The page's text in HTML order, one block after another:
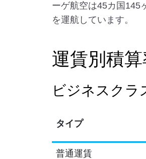
ーゲ航空は45カ国145
を運航しています。
運賃別積
ビジネスクラ
タイプ
普通運賃